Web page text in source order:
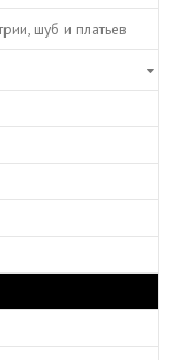
шуб и платьев